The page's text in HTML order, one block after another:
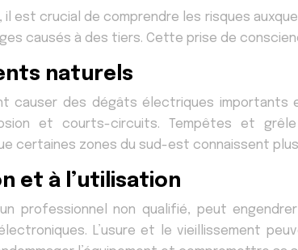
il est crucial de comprendre les risques
causés à des tiers. Cette prise de
naturels
causer des dégâts électriques
et courts-circuits. Tempêtes et
certaines zones du sud-est connaissent plus
et à l’utilisation
professionnel non qualifié, peut
L’usure et le vieillissement